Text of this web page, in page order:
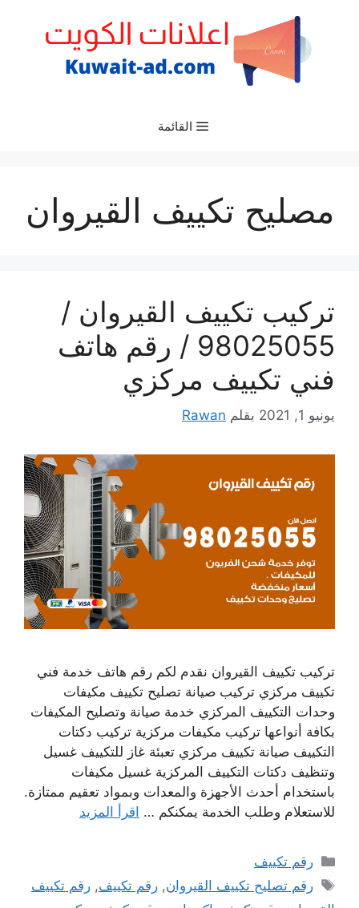
القائمة
مصليح تكييف القيروان
تركيب تكييف القيروان /
98025055 / رقم هاتف
فني تكييف مركزي
يونيو 1, 2021 بقلم Rawan
تركيب تكييف القيروان نقدم لكم رقم هاتف خدمة فني
تكييف مركزي تركيب صيانة تصليح تكييف مكيفات
وحدات التكييف المركزي خدمة صيانة وتصليح المكيفات
بكافة أنواعها تركيب مكيفات مركزية تركيب دكتات
التكييف صيانة تكييف مركزي تعبئة غاز للتكييف غسيل
وتنظيف دكتات التكييف المركزية غسيل مكيفات
باستخدام أحدث الأجهزة والمعدات وبمواد تعقيم ممتازة.
للاستعلام وطلب الخدمة يمكنكم … اقرأ المزيد
التصنيفات
رقم تكييف
الوسوم
رقم تصليح تكييف القيروان,رقم تكييف,رقم تكييف